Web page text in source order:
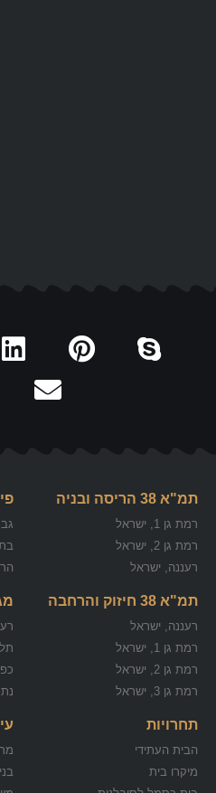
תמ"א 38 הריסה ובניה
רמת גן 1, ישראל
רמת גן 2, ישראל
רעננה, ישראל
תמ"א 38 חיזוק והרחבה
רעננה, ישראל
רמת גן 1, ישראל
רמת גן 2, ישראל
רמת גן 3, ישראל
תחרויות
הבית העתידי
מיקרו בית